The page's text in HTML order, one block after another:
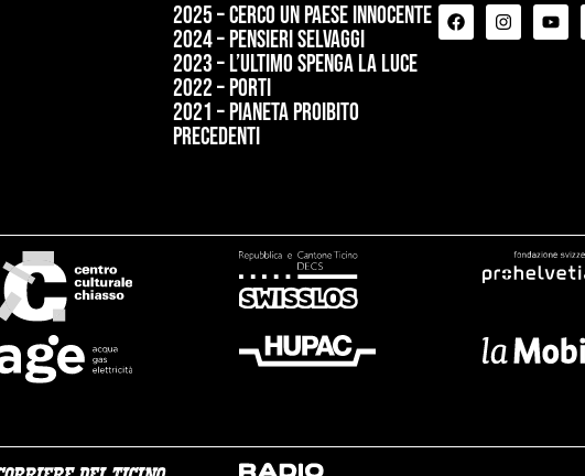
2025 – Cerco un paese innocente
2024 – Pensieri selvaggi
2023 – L’ultimo spenga la luce
2022 – Porti
2021 – Pianeta proibito
precedenti